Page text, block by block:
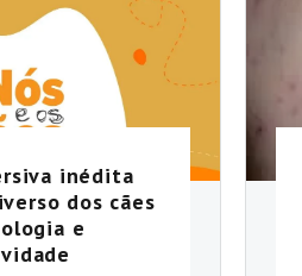
inédita
dos cães
e